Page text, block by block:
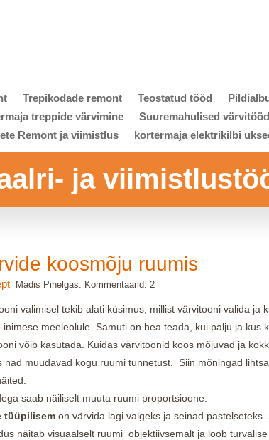
Trepikodade remont Teostatud tööd
treppide värvimine
Suuremahulised värvitööd
Remont ja viimistlus
kortermaja elektrikilbi
ja
koosmõju ruumis
Madis Pihelgas. Kommentaarid: 2
valimisel tekib alati küsimus, millist värvitooni valida ja
inimese meeleolule. Samuti on hea teada, kui palju ja kus
võib kasutada. Kuidas värvitoonid koos mõjuvad ja
nad muudavad kogu ruumi tunnetust. Siin mõningad
saab näiliselt muuta ruumi proportsioone.
tüüpilisem on värvida lagi valgeks ja seinad pastelseteks.
näitab visuaalselt ruumi objektiivsemalt ja loob turvalise